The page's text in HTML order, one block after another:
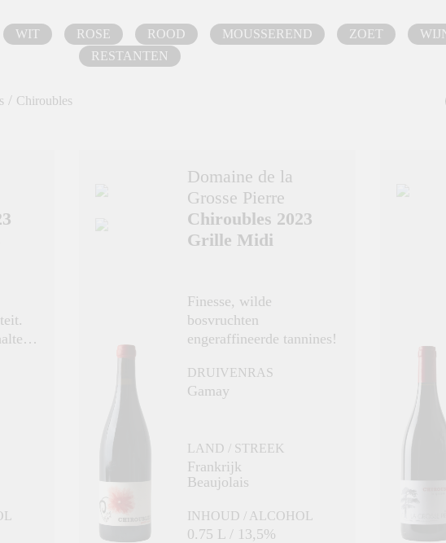
WIT ROSE ROOD MOUSSEREND ZOET
RESTANTEN
/ Chiroubles
Domaine de la
Grosse Pierre
Chiroubles 2023
Grille Midi
Finesse, wilde
bosvruchten
engeraffineerde tannines!
DRUIVENRAS
Gamay
LAND / STREEK
Frankrijk
Beaujolais
INHOUD / ALCOHOL
0.75 L / 13,5%